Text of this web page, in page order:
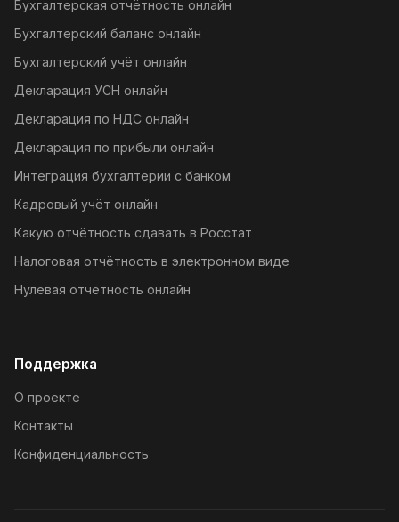
Бухгалтерская отчётность онлайн
Бухгалтерский баланс онлайн
Бухгалтерский учёт онлайн
Декларация УСН онлайн
Декларация по НДС онлайн
Декларация по прибыли онлайн
Интеграция бухгалтерии с банком
Кадровый учёт онлайн
Какую отчётность сдавать в Росстат
Налоговая отчётность в электронном виде
Нулевая отчётность онлайн
Поддержка
О проекте
Контакты
Конфиденциальность